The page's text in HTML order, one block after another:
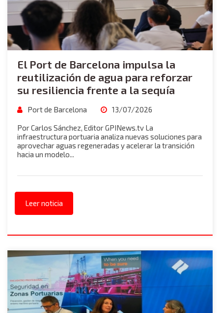
El Port de Barcelona impulsa la
reutilización de agua para reforzar
su resiliencia frente a la sequía
Port de Barcelona 13/07/2026
Por Carlos Sánchez, Editor GPINews.tv La
infraestructura portuaria analiza nuevas soluciones para
aprovechar aguas regeneradas y acelerar la transición
hacia un modelo...
Leer noticia